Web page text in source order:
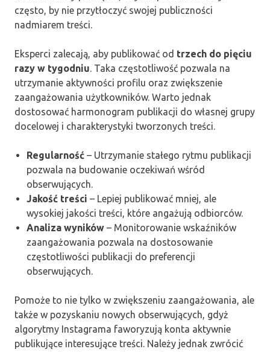
często, by nie przytłoczyć swojej publiczności
nadmiarem treści.
Eksperci zalecają, aby publikować od trzech do pięciu
razy w tygodniu. Taka częstotliwość pozwala na
utrzymanie aktywności profilu oraz zwiększenie
zaangażowania użytkowników. Warto jednak
dostosować harmonogram publikacji do własnej grupy
docelowej i charakterystyki tworzonych treści.
Regularność – Utrzymanie stałego rytmu publikacji
pozwala na budowanie oczekiwań wśród
obserwujących.
Jakość treści – Lepiej publikować mniej, ale
wysokiej jakości treści, które angażują odbiorców.
Analiza wyników – Monitorowanie wskaźników
zaangażowania pozwala na dostosowanie
częstotliwości publikacji do preferencji
obserwujących.
Pomoże to nie tylko w zwiększeniu zaangażowania, ale
także w pozyskaniu nowych obserwujących, gdyż
algorytmy Instagrama faworyzują konta aktywnie
publikujące interesujące treści. Należy jednak zwrócić